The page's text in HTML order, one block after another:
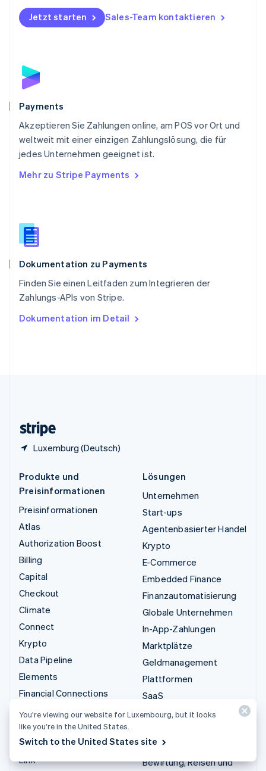
Jetzt starten Sales-Team kontaktieren
Payments
Akzeptieren Sie Zahlungen online, am POS vor Ort und
weltweit mit einer einzigen Zahlungslösung, die für
jedes Unternehmen geeignet ist.
Mehr zu Stripe Payments
Dokumentation zu Payments
Finden Sie einen Leitfaden zum Integrieren der
Zahlungs-APIs von Stripe.
Dokumentation im Detail
Luxemburg (Deutsch)
Polen
English
Portugal
Schweden
Schweiz
Singapur
English简体中文
Slowakei
Slowenien
English
Spanien
Thailand
Tschechische Republik
English
English
Produkte und
Preisinformationen
Preisinformationen
Atlas
Authorization Boost
Billing
Capital
Checkout
Climate
Connect
Krypto
Data Pipeline
Elements
Financial Connections
Identity
Invoicing
Issuing
Link
Lösungen
Unternehmen
Start-ups
Agentenbasierter Handel
Krypto
E-Commerce
Embedded Finance
Finanzautomatisierung
Globale Unternehmen
In-App-Zahlungen
Marktplätze
Geldmanagement
Plattformen
SaaS
KI-Unternehmen
Gaming
Bewirtung, Reisen und
You’re viewing our website for Luxembourg, but it looks
like you’re in the United States.
Switch to the United States site